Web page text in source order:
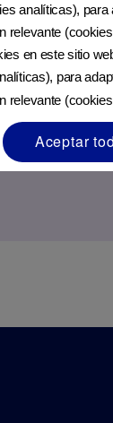
analíticas),
relevante
en este sitio
para
relevante
Aceptar